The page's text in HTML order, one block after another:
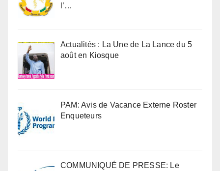
l’…
Actualités : La Une de La Lance du 5
août en Kiosque
PAM: Avis de Vacance Externe Roster
Enqueteurs
COMMUNIQUÉ DE PRESSE: Le